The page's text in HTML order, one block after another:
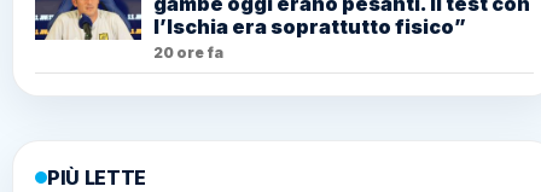
l’Ischia era soprattutto fisico”
20 ore fa
PIÙ LETTE